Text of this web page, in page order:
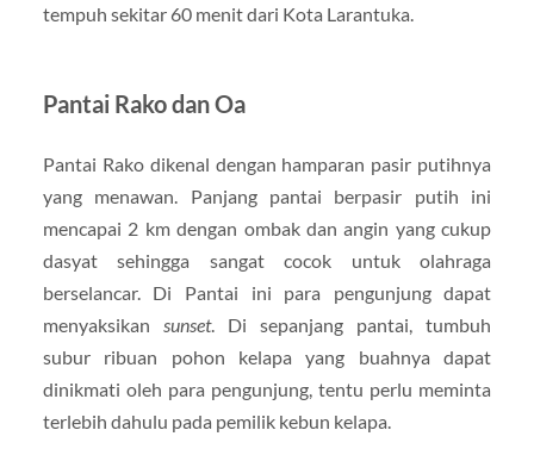
tempuh sekitar 60 menit dari Kota Larantuka.
Pantai Rako dan Oa
Pantai Rako dikenal dengan hamparan pasir putihnya
yang menawan. Panjang pantai berpasir putih ini
mencapai 2 km dengan ombak dan angin yang cukup
dasyat sehingga sangat cocok untuk olahraga
berselancar. Di Pantai ini para pengunjung dapat
menyaksikan sunset. Di sepanjang pantai, tumbuh
subur ribuan pohon kelapa yang buahnya dapat
dinikmati oleh para pengunjung, tentu perlu meminta
terlebih dahulu pada pemilik kebun kelapa.